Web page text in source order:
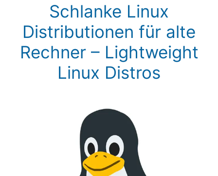
Schlanke Linux
Distributionen für alte
Rechner – Lightweight
Linux Distros